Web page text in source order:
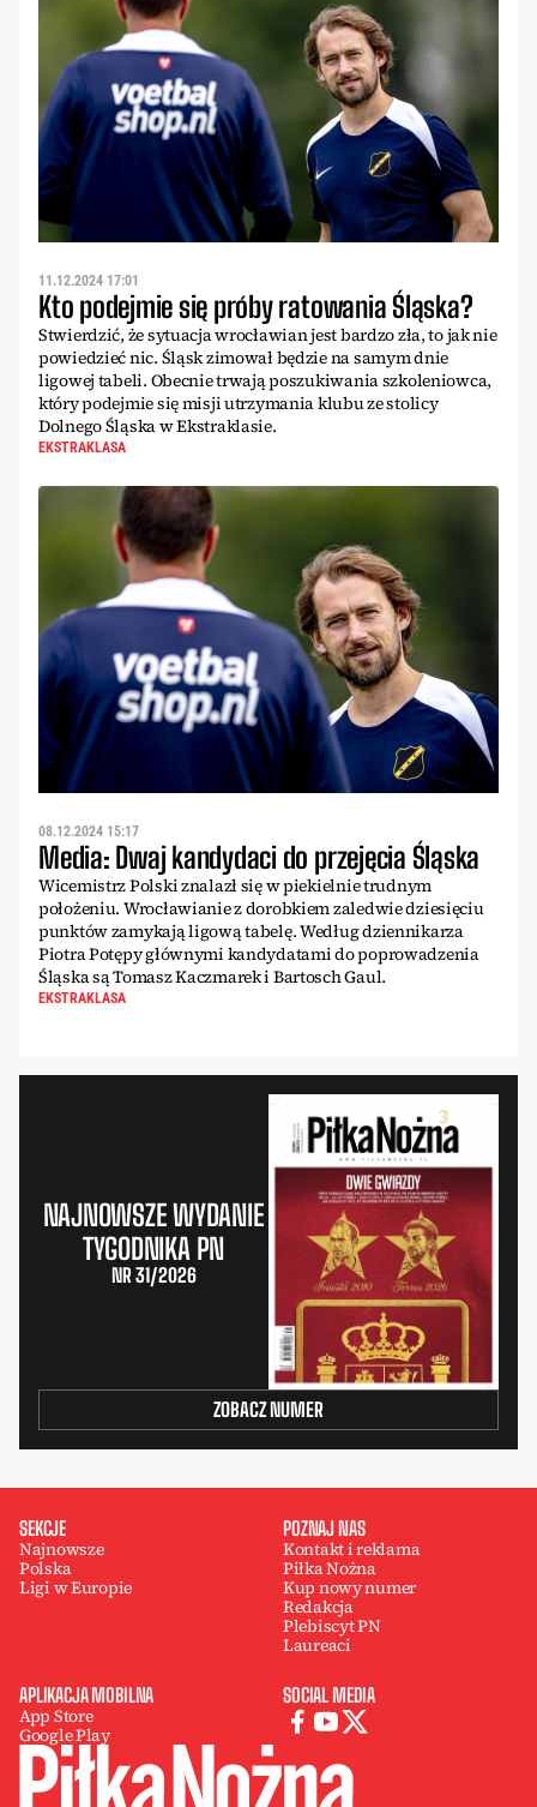
11.12.2024 17:01
Kto podejmie się próby ratowania Śląska?
Stwierdzić, że sytuacja wrocławian jest bardzo zła, to jak nie
powiedzieć nic. Śląsk zimował będzie na samym dnie
ligowej tabeli. Obecnie trwają poszukiwania szkoleniowca,
który podejmie się misji utrzymania klubu ze stolicy
Dolnego Śląska w Ekstraklasie.
EKSTRAKLASA
08.12.2024 15:17
Media: Dwaj kandydaci do przejęcia Śląska
Wicemistrz Polski znalazł się w piekielnie trudnym
położeniu. Wrocławianie z dorobkiem zaledwie dziesięciu
punktów zamykają ligową tabelę. Według dziennikarza
Piotra Potępy głównymi kandydatami do poprowadzenia
Śląska są Tomasz Kaczmarek i Bartosch Gaul.
EKSTRAKLASA
NAJNOWSZE WYDANIE
TYGODNIKA PN
NR 31/2026
ZOBACZ NUMER
SEKCJE
Najnowsze
Polska
Ligi w Europie
POZNAJ NAS
Kontakt i reklama
Piłka Nożna
Kup nowy numer
Redakcja
Plebiscyt PN
Laureaci
APLIKACJA MOBILNA
App Store
Google Play
SOCIAL MEDIA